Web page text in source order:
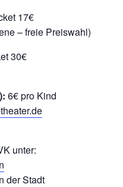
17€
– freie Preiswahl)
30€
6€ pro Kind
unter:
der Stadt